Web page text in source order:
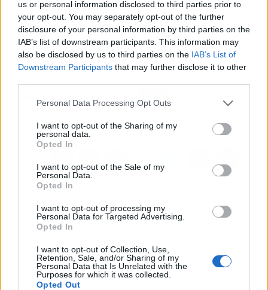
us or personal information disclosed to third parties prior to
your opt-out. You may separately opt-out of the further
disclosure of your personal information by third parties on the
IAB’s list of downstream participants. This information may
also be disclosed by us to third parties on the IAB’s List of
Downstream Participants that may further disclose it to other
Personal Data Processing Opt Outs
I want to opt-out of the Sharing of my
personal data.
Opted In
I want to opt-out of the Sale of my
Personal Data.
Opted In
I want to opt-out of processing my
Personal Data for Targeted Advertising.
Opted In
I want to opt-out of Collection, Use,
Retention, Sale, and/or Sharing of my
Personal Data that Is Unrelated with the
Purposes for which it was collected.
Opted Out
desde el Liverpool.
en la Euro gusta mucho
escarmienta tras pasar